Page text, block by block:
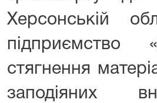
Херсонській
підприємство
стягнення
заподіяних